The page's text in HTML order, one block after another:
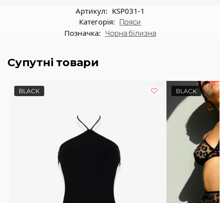
Артикул: KSP031-1
Категорія: Пояси
Позначка: Чорна білизна
Супутні товари
BLACK BLACK